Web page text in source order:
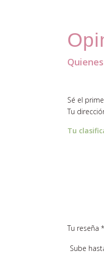
Sé el
Tu
Tu
Tu reseña
Sube